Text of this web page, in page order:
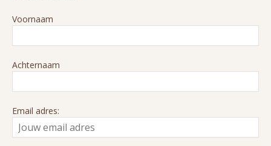
Voornaam
Achternaam
Email adres: